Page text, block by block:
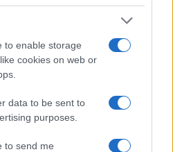
to enable storage
cookies on web or
data to be sent to
purposes.
to send me
την αγορά leasing
18η συνεχόμενη χρονιά για
τον ΟΤΕ στη διεθνή σειρά
δεικτών FTSE4Good